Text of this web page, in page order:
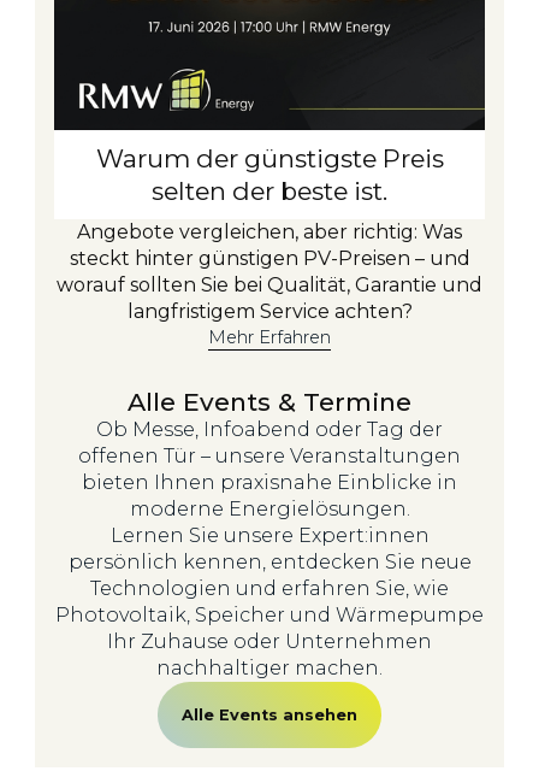
Warum der günstigste Preis
selten der beste ist.
Angebote vergleichen, aber richtig: Was
steckt hinter günstigen PV-Preisen – und
worauf sollten Sie bei Qualität, Garantie und
langfristigem Service achten?
Mehr Erfahren
Alle Events & Termine
Ob Messe, Infoabend oder Tag der
offenen Tür – unsere Veranstaltungen
bieten Ihnen praxisnahe Einblicke in
moderne Energielösungen.
Lernen Sie unsere Expert:innen
persönlich kennen, entdecken Sie neue
Technologien und erfahren Sie, wie
Photovoltaik, Speicher und Wärmepumpe
Ihr Zuhause oder Unternehmen
nachhaltiger machen.
Alle Events ansehen